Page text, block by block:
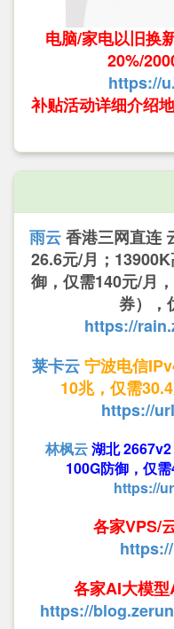
电脑/家电以旧换
20%/
https://
补贴活动详细介绍
雨云香港三网直连
26.6元/月；
御，仅需140元/月
券），
https://
莱卡云宁波电信
10兆，仅需
https://
林枫云湖北
100G防御，仅
https://
各家VPS/
各家AI大模型
https://